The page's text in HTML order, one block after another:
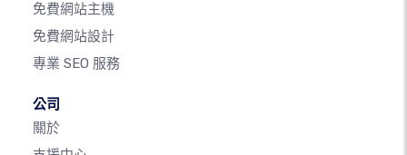
免費網站主機
免費網站設計
專業 SEO 服務
公司
關於